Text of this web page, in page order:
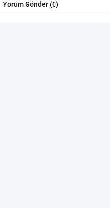
Yorum Gönder (0)